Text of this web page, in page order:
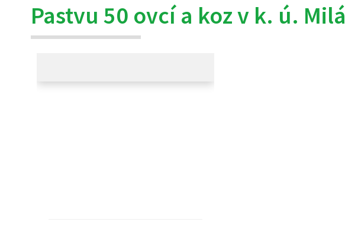
Pastvu 50 ovcí a koz v k. ú. Milá